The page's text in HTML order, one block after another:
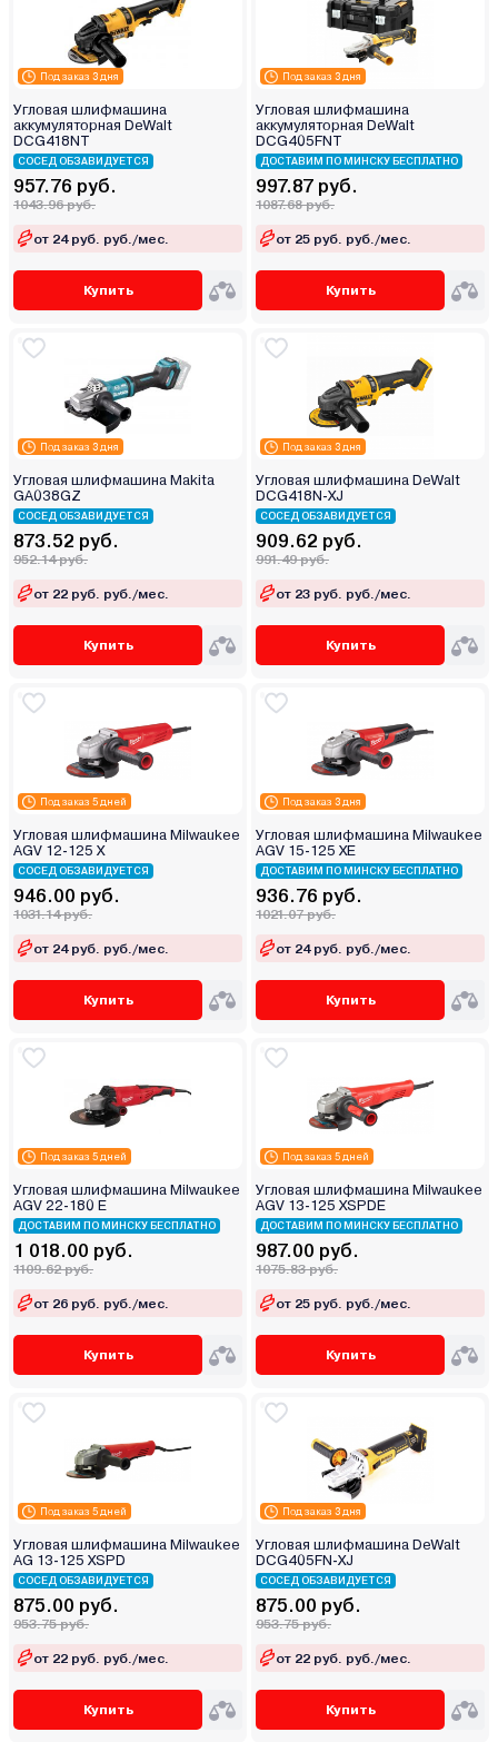
Под заказ 3 дня
Угловая шлифмашина
аккумуляторная DeWalt
DCG418NT
СОСЕД ОБЗАВИДУЕТСЯ
957.76 руб.
1043.96 руб.
от 24 руб. руб./мес.
Купить
Под заказ 3 дня
Угловая шлифмашина
аккумуляторная DeWalt
DCG405FNT
ДОСТАВИМ ПО МИНСКУ БЕСПЛАТНО
997.87 руб.
1087.68 руб.
от 25 руб. руб./мес.
Купить
Под заказ 3 дня
Угловая шлифмашина Makita
GA038GZ
СОСЕД ОБЗАВИДУЕТСЯ
873.52 руб.
952.14 руб.
от 22 руб. руб./мес.
Купить
Под заказ 3 дня
Угловая шлифмашина DeWalt
DCG418N-XJ
СОСЕД ОБЗАВИДУЕТСЯ
909.62 руб.
991.49 руб.
от 23 руб. руб./мес.
Купить
Под заказ 5 дней
Угловая шлифмашина Milwaukee
AGV 12-125 X
СОСЕД ОБЗАВИДУЕТСЯ
946.00 руб.
1031.14 руб.
от 24 руб. руб./мес.
Купить
Под заказ 3 дня
Угловая шлифмашина Milwaukee
AGV 15-125 XE
ДОСТАВИМ ПО МИНСКУ БЕСПЛАТНО
936.76 руб.
1021.07 руб.
от 24 руб. руб./мес.
Купить
Под заказ 5 дней
Угловая шлифмашина Milwaukee
AGV 22-180 E
ДОСТАВИМ ПО МИНСКУ БЕСПЛАТНО
1 018.00 руб.
1109.62 руб.
от 26 руб. руб./мес.
Купить
Под заказ 5 дней
Угловая шлифмашина Milwaukee
AGV 13-125 XSPDE
ДОСТАВИМ ПО МИНСКУ БЕСПЛАТНО
987.00 руб.
1075.83 руб.
от 25 руб. руб./мес.
Купить
Под заказ 5 дней
Угловая шлифмашина Milwaukee
AG 13-125 XSPD
СОСЕД ОБЗАВИДУЕТСЯ
875.00 руб.
953.75 руб.
от 22 руб. руб./мес.
Купить
Под заказ 3 дня
Угловая шлифмашина DeWalt
DCG405FN-XJ
СОСЕД ОБЗАВИДУЕТСЯ
875.00 руб.
953.75 руб.
от 22 руб. руб./мес.
Купить